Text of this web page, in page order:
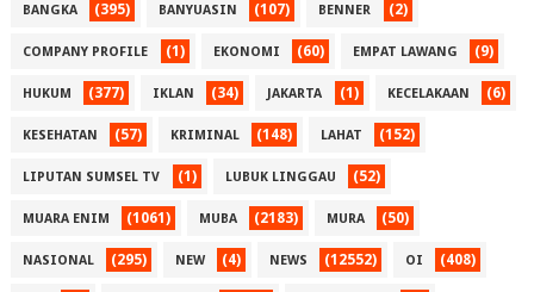
BANGKA (395) BANYUASIN (107) BENNER (2)
COMPANY PROFILE (1) EKONOMI (60) EMPAT LAWANG (9)
HUKUM (377) IKLAN (34) JAKARTA (1) KECELAKAAN (6)
KESEHATAN (57) KRIMINAL (148) LAHAT (152)
LIPUTAN SUMSEL TV (1) LUBUK LINGGAU (52)
MUARA ENIM (1061) MUBA (2183) MURA (50)
NASIONAL (295) NEW (4) NEWS (12552) OI (408)